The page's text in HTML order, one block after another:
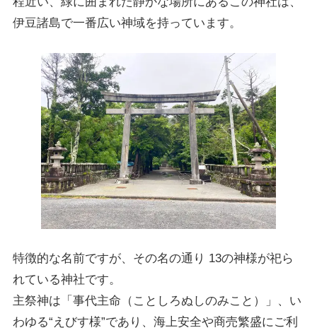
伊豆諸島で一番広い神域を持っています。
特徴的な名前ですが、その名の通り 13の神様が祀ら
れている神社です。
主祭神は「事代主命（ことしろぬしのみこと）」、い
わゆる“えびす様”であり、海上安全や商売繁盛にご利